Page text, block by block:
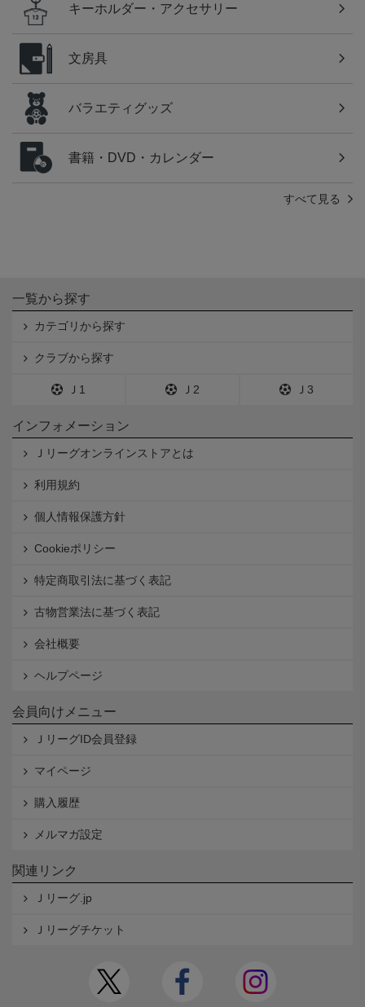
キーホルダー・アクセサリー
文房具
バラエティグッズ
書籍・DVD・カレンダー
すべて見る
一覧から探す
カテゴリから探す
クラブから探す
Ｊ1 Ｊ2 Ｊ3
インフォメーション
Ｊリーグオンラインストアとは
利用規約
個人情報保護方針
Cookieポリシー
特定商取引法に基づく表記
古物営業法に基づく表記
会社概要
ヘルプページ
会員向けメニュー
ＪリーグID会員登録
マイページ
購入履歴
メルマガ設定
関連リンク
Ｊリーグ.jp
Ｊリーグチケット